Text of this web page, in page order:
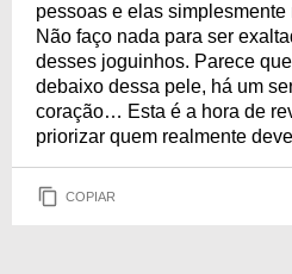
pessoas e elas simplesmente
Não faço nada para ser
desses joguinhos. Parece
debaixo dessa pele, há um
coração… Esta é a hora de
priorizar quem realmente
COPIAR